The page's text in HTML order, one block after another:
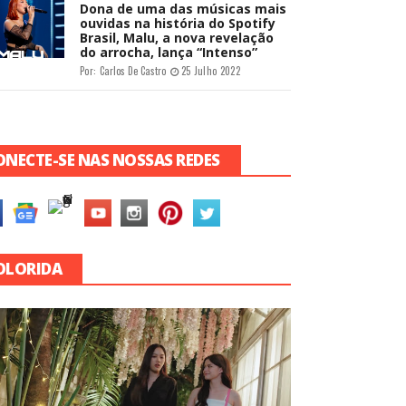
Dona de uma das músicas mais
ouvidas na história do Spotify
Brasil, Malu, a nova revelação
do arrocha, lança “Intenso”
Por: Carlos De Castro 25 Julho 2022
SE NAS NOSSAS REDES